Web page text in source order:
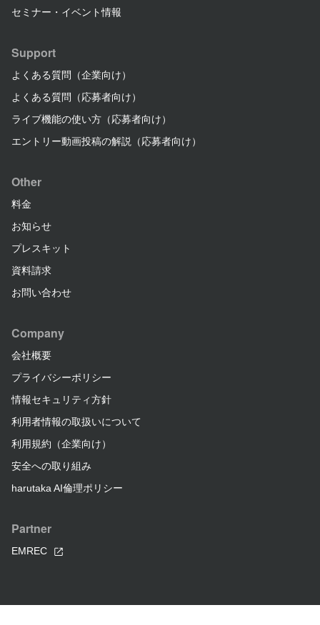
セミナー・イベント情報
Support
よくある質問（企業向け）
よくある質問（応募者向け）
ライブ機能の使い方（応募者向け）
エントリー動画投稿の解説（応募者向け）
Other
料金
お知らせ
プレスキット
資料請求
お問い合わせ
Company
会社概要
プライバシーポリシー
情報セキュリティ方針
利用者情報の取扱いについて
利用規約（企業向け）
安全への取り組み
harutaka AI倫理ポリシー
Partner
EMREC